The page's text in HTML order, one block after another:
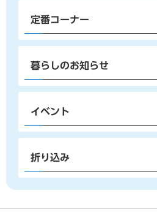
定番コーナー
暮らしのお知らせ
イベント
折り込み